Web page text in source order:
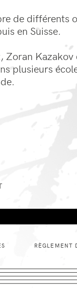
de différents
en Suisse.
Zoran Kazakov
plusieurs
RÈGLEMENT